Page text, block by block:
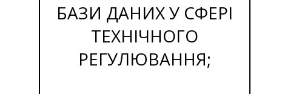
БАЗИ ДАНИХ У СФЕРІ
ТЕХНІЧНОГО
РЕГУЛЮВАННЯ;